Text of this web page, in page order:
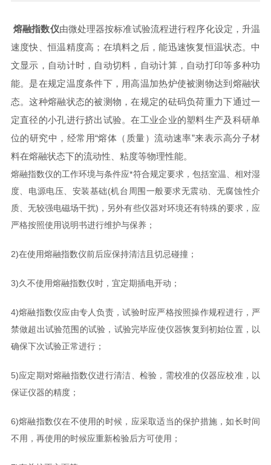
熔融指数仪由微处理器按标准试验流程进行程序化设定，升温
速度快、恒温精度高；在填料之后，能迅速恢复恒温状态。中
文显示，自动计时，自动切料，自动计算，自动打印等多种功
能。是在规定温度条件下，用高温加热炉使被测物达到熔融状
态。这种熔融状态的被测物，在规定的砝码负荷重力下通过一
定直径的小孔进行挤出试验。在工业企业的塑料生产及科研单
位的研究中，经常用“熔体（质量）流动速率”来表示高分子材
料在熔融状态下的流动性、粘度等物理性能。
熔融指数仪的工作环境与条件应*符合规定要求，包括室温、相对湿
度、电源电压、安装基础(机台周围一般要求无震动、无腐蚀性介
质、无较强电磁场干扰)，另外有些仪器对环境还有特殊的要求，应
严格按照使用说明书进行维护与保养；
2)在使用熔融指数仪前后应保持清洁且切忌碰撞；
3)久不使用熔融指数仪时，宜定期插电开动；
4)熔融指数仪应由专人负责，试验时应严格按照操作规程进行，严
禁做超出试验范围的试验，试验完毕应使仪器恢复到初始位置，以
确保下次试验正常进行；
5)应定期对熔融指数仪进行清洁、检验，需校准的仪器应校准，以
保证仪器的精度；
6)熔融指数仪在不使用的时候，应采取适当的保护措施，如长时间
不用，再使用的时候应重新检验后方可使用；